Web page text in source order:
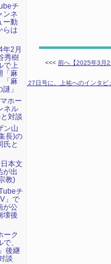
<<< 前へ【2025年3月
潮』3月27日号に、上祐へのインタ
チ
ンネ
ー動
らは
2月
秀樹
で上
「麻
「麻
」
ホー
ネル
対談
ン山
長)の
氏と
本文
が出
教)
チ
」で
が公
壊後
ーク
、
後継
談